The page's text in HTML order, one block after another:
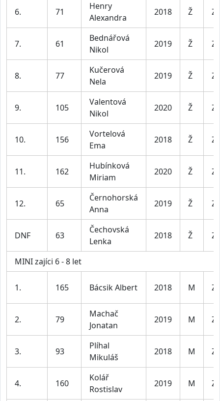
6. 71
Henry
Alexandra
2018 Ž
7. 61
Bednářová
Nikol
2019 Ž
8. 77
Kučerová
Nela
2019 Ž
9. 105
Valentová
Nikol
2020 Ž
10. 156
Vortelová
Ema
2018 Ž
11. 162
Hubínková
Miriam
2020 Ž
12. 65
Černohorská
Anna
2019 Ž
DNF 63
Čechovská
Lenka
2018 Ž
MINI zajíci 6 - 8 let
1. 165 Bácsik Albert 2018 M
2. 79
Machač
Jonatan
2019 M
3. 93
Plíhal
Mikuláš
2018 M
4. 160
Kolář
Rostislav
2019 M